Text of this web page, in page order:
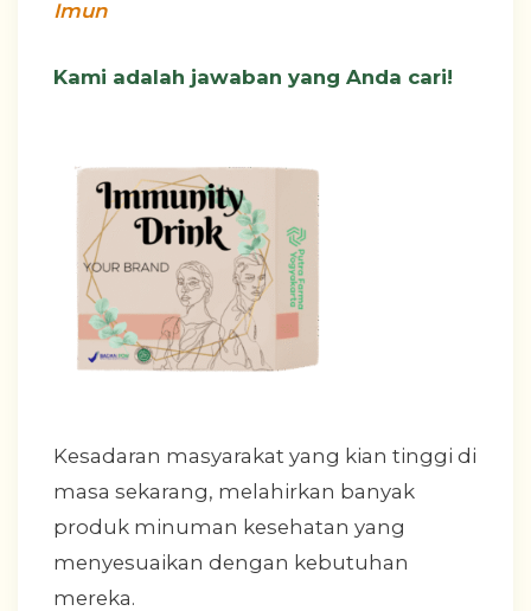
Imun
Kami adalah jawaban yang Anda cari!
Kesadaran masyarakat yang kian tinggi di
masa sekarang, melahirkan banyak
produk minuman kesehatan yang
menyesuaikan dengan kebutuhan
mereka.